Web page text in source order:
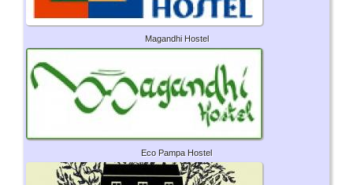
Magandhi Hostel
Eco Pampa Hostel